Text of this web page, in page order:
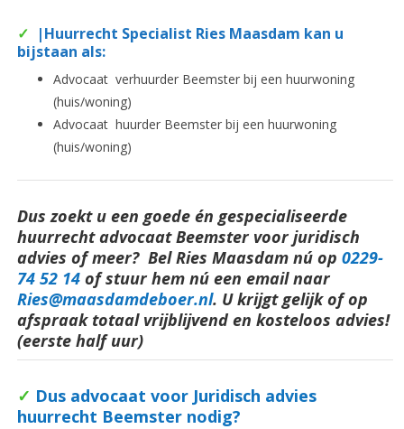
✓ |Huurrecht Specialist Ries Maasdam kan u
bijstaan als:
Advocaat verhuurder Beemster bij een huurwoning
(huis/woning)
Advocaat huurder Beemster bij een huurwoning
(huis/woning)
Dus zoekt u een goede én gespecialiseerde
huurrecht advocaat Beemster voor juridisch
advies of meer? Bel Ries Maasdam nú op 0229-
74 52 14 of stuur hem nú een email naar
Ries@maasdamdeboer.nl. U krijgt gelijk of op
afspraak totaal vrijblijvend en kosteloos advies!
(eerste half uur)
✓ Dus advocaat voor Juridisch advies
huurrecht Beemster nodig?